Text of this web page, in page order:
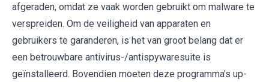
afgeraden, omdat ze vaak worden gebruikt om malware te
verspreiden. Om de veiligheid van apparaten en
gebruikers te garanderen, is het van groot belang dat er
een betrouwbare antivirus-/antispywaresuite is
geïnstalleerd. Bovendien moeten deze programma's up-